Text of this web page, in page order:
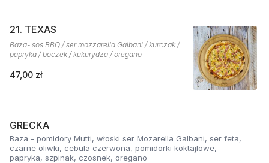
21. TEXAS
Baza- sos BBQ / ser mozzarella Galbani / kurczak /
papryka / boczek / kukurydza / oregano
47,00 zł
GRECKA
Baza - pomidory Mutti, włoski ser Mozarella Galbani, ser feta,
czarne oliwki, cebula czerwona, pomidorki koktajlowe,
papryka, szpinak, czosnek, oregano